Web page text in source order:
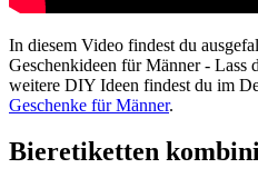
In diesem Video findest du
Geschenkideen für Männer - Lass
weitere DIY Ideen findest du im
Geschenke für Männer.
Bieretiketten